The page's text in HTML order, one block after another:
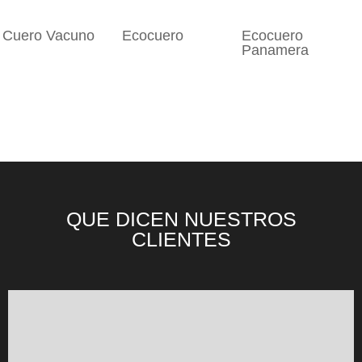
Cuero Vacuno Ecocuero
Ecocuero
Panamera
QUE DICEN NUESTROS
CLIENTES